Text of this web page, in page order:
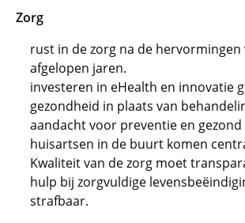
Zorg
rust in de zorg na de hervormingen
afgelopen jaren.
investeren in eHealth en innovatie
gezondheid in plaats van
aandacht voor preventie en gezond
huisartsen in de buurt komen
Kwaliteit van de zorg moet
hulp bij zorgvuldige
strafbaar.